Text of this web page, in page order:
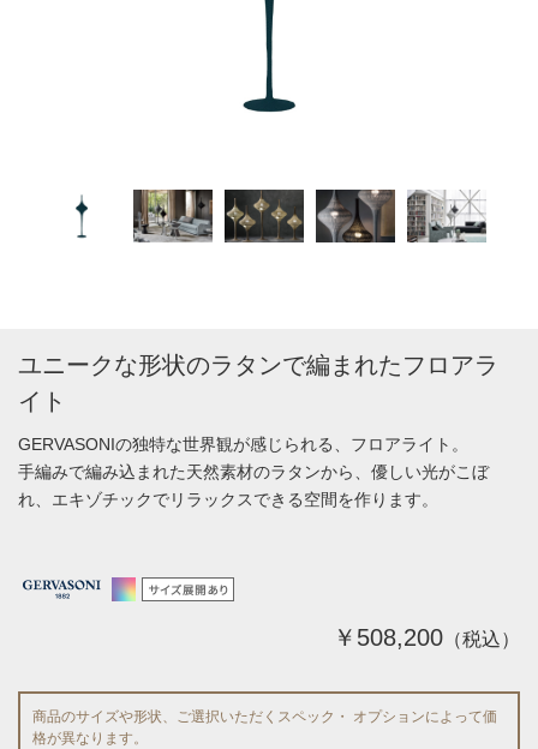
ユニークな形状のラタンで編まれたフロアラ
イト
GERVASONIの独特な世界観が感じられる、フロアライト。
手編みで編み込まれた天然素材のラタンから、優しい光がこぼ
れ、エキゾチックでリラックスできる空間を作ります。
￥508,200 （税込）
商品のサイズや形状、ご選択いただくスペック・ オプションによって価
格が異なります。